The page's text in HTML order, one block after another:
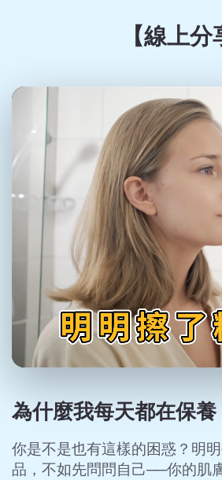
【線上
Loaded
0%
Progress
為什麼我每天都在保
你是不是也有這樣的困惑？明
品，不如先問問自己──你的肌